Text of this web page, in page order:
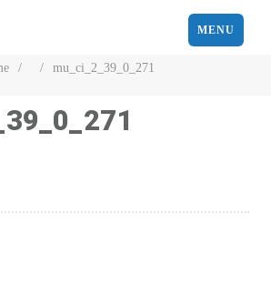
MENU
/ / mu_ci_2_39_0_271